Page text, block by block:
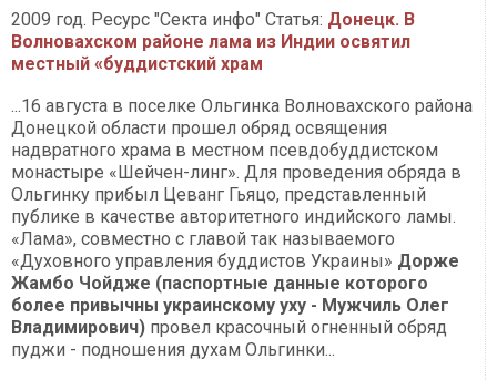
2009 год. Ресурс "Секта инфо" Статья: Донецк. В
Волновахском районе лама из Индии освятил
местный «буддистский храм
...16 августа в поселке Ольгинка Волновахского района
Донецкой области прошел обряд освящения
надвратного храма в местном псевдобуддистском
монастыре «Шейчен-линг». Для проведения обряда в
Ольгинку прибыл Цеванг Гьяцо, представленный
публике в качестве авторитетного индийского ламы.
«Лама», совместно с главой так называемого
«Духовного управления буддистов Украины» Дорже
Жамбо Чойдже (паспортные данные которого
более привычны украинскому уху - Мужчиль Олег
Владимирович) провел красочный огненный обряд
пуджи - подношения духам Ольгинки...